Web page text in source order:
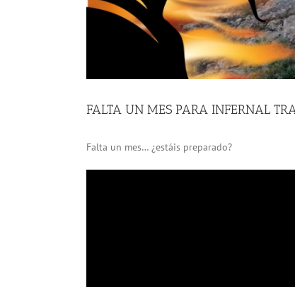
FALTA UN MES PARA INFERNAL
Falta un mes… ¿estáis preparado?